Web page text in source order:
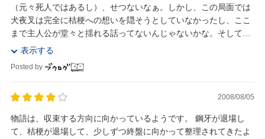
（元々死人ではあるし）、せつないなぁ。しかし、この局面では
犬夜叉は完全に桔梗への想いを隠そうとしていなかったし、ここ
まで主人公が堂々と揺れる話ってないんじゃないかな。そして、
そんな主人公を「ペっ浮気モノめ」っていう目で...
表示する
Posted by
2008/08/05
物語は、収束する方向に向かっているようです。 鋼牙が退場し
て、桔梗が退場して、少しずつ終盤に向かって整理されてきたよ